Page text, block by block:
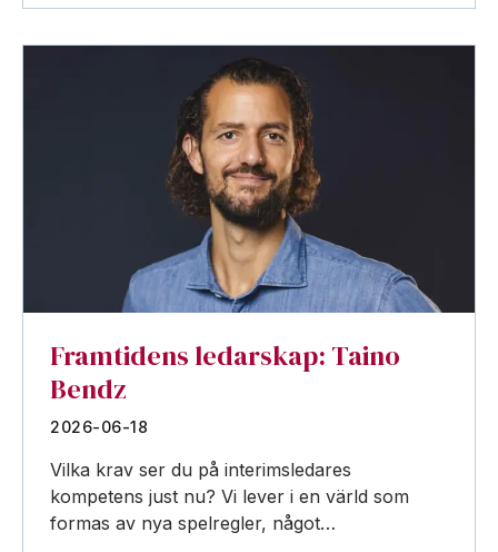
Framtidens ledarskap: Taino
Bendz
2026-06-18
Vilka krav ser du på interimsledares
kompetens just nu? Vi lever i en värld som
formas av nya spelregler, något…